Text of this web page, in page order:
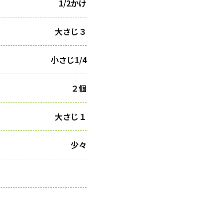
1/2かけ
大さじ３
小さじ1/4
２個
大さじ１
少々